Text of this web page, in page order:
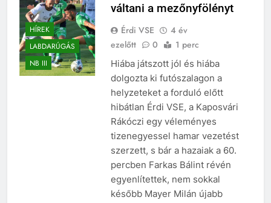
HÍREK
LABDARÚGÁS
NB III
váltani a mezőnyfölényt
Érdi VSE
4 év
ezelőtt
0 1 perc
Hiába játszott jól és hiába
dolgozta ki futószalagon a
helyzeteket a forduló előtt
hibátlan Érdi VSE, a Kaposvári
Rákóczi egy véleményes
tizenegyessel hamar vezetést
szerzett, s bár a hazaiak a 60.
percben Farkas Bálint révén
egyenlítettek, nem sokkal
később Mayer Milán újabb